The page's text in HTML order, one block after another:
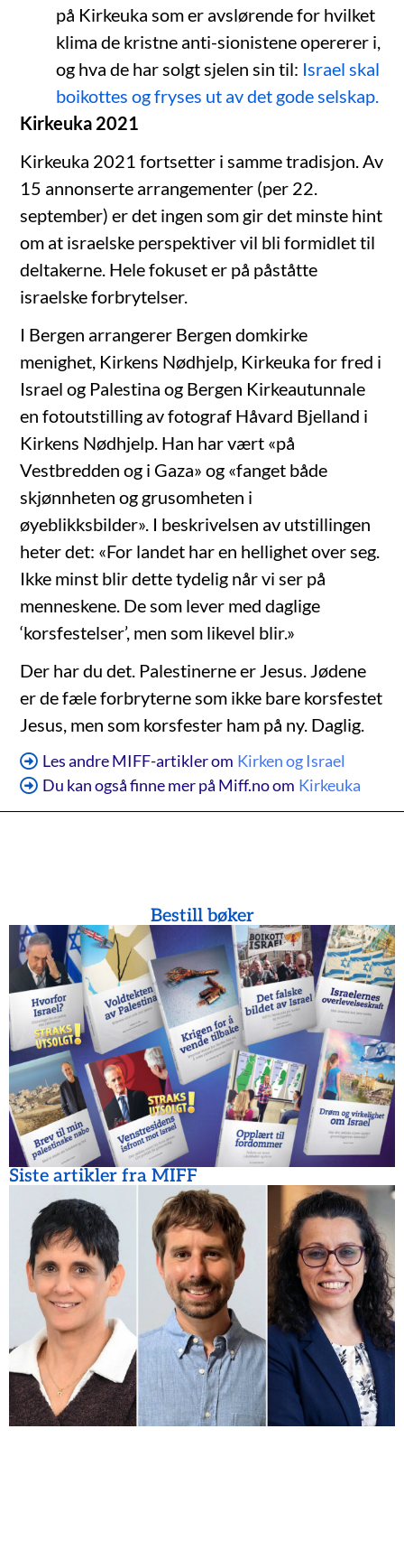
på Kirkeuka som er avslørende for hvilket
klima de kristne anti-sionistene opererer i,
og hva de har solgt sjelen sin til: Israel skal
boikottes og fryses ut av det gode selskap.
Kirkeuka 2021
Kirkeuka 2021 fortsetter i samme tradisjon. Av
15 annonserte arrangementer (per 22.
september) er det ingen som gir det minste hint
om at israelske perspektiver vil bli formidlet til
deltakerne. Hele fokuset er på påståtte
israelske forbrytelser.
I Bergen arrangerer Bergen domkirke
menighet, Kirkens Nødhjelp, Kirkeuka for fred i
Israel og Palestina og Bergen Kirkeautunnale
en fotoutstilling av fotograf Håvard Bjelland i
Kirkens Nødhjelp. Han har vært «på
Vestbredden og i Gaza» og «fanget både
skjønnheten og grusomheten i
øyeblikksbilder». I beskrivelsen av utstillingen
heter det: «For landet har en hellighet over seg.
Ikke minst blir dette tydelig når vi ser på
menneskene. De som lever med daglige
‘korsfestelser’, men som likevel blir.»
Der har du det. Palestinerne er Jesus. Jødene
er de fæle forbryterne som ikke bare korsfestet
Jesus, men som korsfester ham på ny. Daglig.
Les andre MIFF-artikler om Kirken og Israel
Du kan også finne mer på Miff.no om Kirkeuka
Bestill bøker
Siste artikler fra MIFF